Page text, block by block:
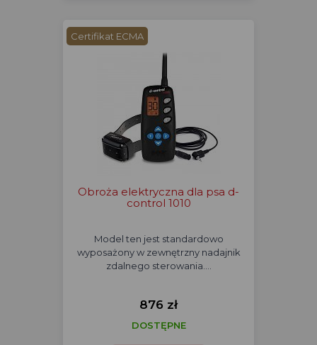
Certifikat ECMA
Obroża elektryczna dla psa d-
control 1010
Model ten jest standardowo
wyposażony w zewnętrzny nadajnik
zdalnego sterowania.…
876 zł
DOSTĘPNE